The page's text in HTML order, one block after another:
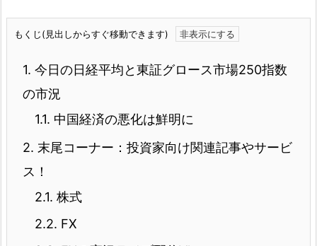
もくじ(見出しからすぐ移動できます)
1. 今日の日経平均と東証グロース市場250指数
の市況
1.1. 中国経済の悪化は鮮明に
2. 末尾コーナー：投資家向け関連記事やサービ
ス！
2.1. 株式
2.2. FX